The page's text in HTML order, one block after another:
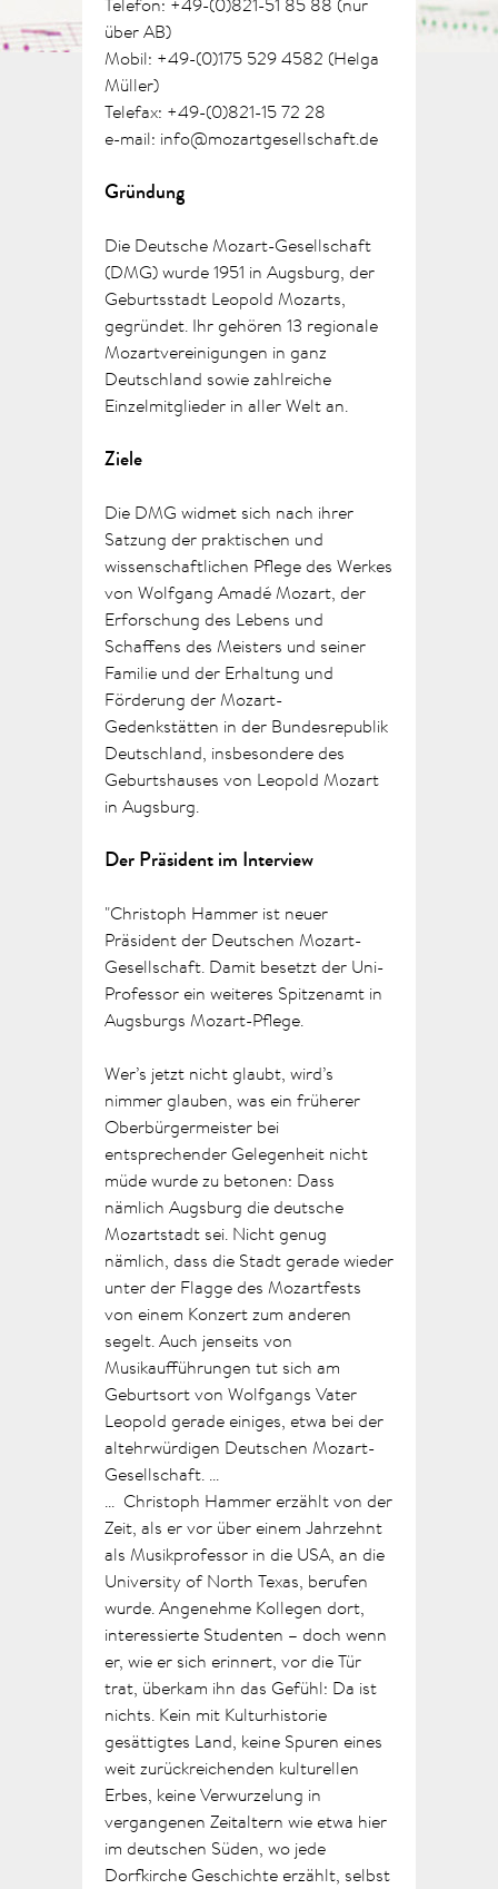
Telefon: +49-(0)821-51 85 88 (nur
über AB)
Mobil: +49-(0)175 529 4582 (Helga
Müller)
Telefax: +49-(0)821-15 72 28
e-mail: info@mozartgesellschaft.de
Gründung
Die Deutsche Mozart-Gesellschaft
(DMG) wurde 1951 in Augsburg, der
Geburtsstadt Leopold Mozarts,
gegründet. Ihr gehören 13 regionale
Mozartvereinigungen in ganz
Deutschland sowie zahlreiche
Einzelmitglieder in aller Welt an.
Ziele
Die DMG widmet sich nach ihrer
Satzung der praktischen und
wissenschaftlichen Pflege des Werkes
von Wolfgang Amadé Mozart, der
Erforschung des Lebens und
Schaffens des Meisters und seiner
Familie und der Erhaltung und
Förderung der Mozart-
Gedenkstätten in der Bundesrepublik
Deutschland, insbesondere des
Geburtshauses von Leopold Mozart
in Augsburg.
Der Präsident im Interview
"Christoph Hammer ist neuer
Präsident der Deutschen Mozart-
Gesellschaft. Damit besetzt der Uni-
Professor ein weiteres Spitzenamt in
Augsburgs Mozart-Pflege.
Wer’s jetzt nicht glaubt, wird’s
nimmer glauben, was ein früherer
Oberbürgermeister bei
entsprechender Gelegenheit nicht
müde wurde zu betonen: Dass
nämlich Augsburg die deutsche
Mozartstadt sei. Nicht genug
nämlich, dass die Stadt gerade wieder
unter der Flagge des Mozartfests
von einem Konzert zum anderen
segelt. Auch jenseits von
Musikaufführungen tut sich am
Geburtsort von Wolfgangs Vater
Leopold gerade einiges, etwa bei der
altehrwürdigen Deutschen Mozart-
Gesellschaft. ...
... Christoph Hammer erzählt von der
Zeit, als er vor über einem Jahrzehnt
als Musikprofessor in die USA, an die
University of North Texas, berufen
wurde. Angenehme Kollegen dort,
interessierte Studenten – doch wenn
er, wie er sich erinnert, vor die Tür
trat, überkam ihn das Gefühl: Da ist
nichts. Kein mit Kulturhistorie
gesättigtes Land, keine Spuren eines
weit zurückreichenden kulturellen
Erbes, keine Verwurzelung in
vergangenen Zeitaltern wie etwa hier
im deutschen Süden, wo jede
Dorfkirche Geschichte erzählt, selbst